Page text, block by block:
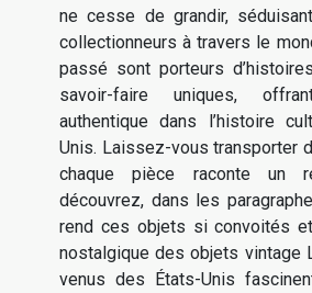
ne cesse de grandir,
collectionneurs à travers le
passé sont porteurs
savoir-faire uniques,
authentique dans l’histoire
Unis. Laissez-vous transporter
chaque pièce raconte un
découvrez, dans les
rend ces objets si convoités et
nostalgique des objets vintage
venus des États-Unis